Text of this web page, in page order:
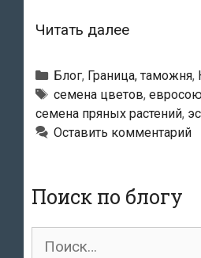
Читать далееВвозить
овощей
из
России
в
Рубрики
Блог, Граница, таможня,
Метки
cемена цветов,
семена пряных растений,
Оставить комментарий
Поиск по блогу
Поиск